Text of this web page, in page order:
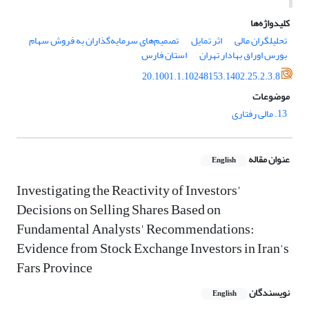
کلیدواژه‌ها
تحلیلگران مالی
اثر تمایل تصمیم‌های سرمایه‌گذاران به فروش سهام
بورس اوراق بهادار تهران
استان فارس
20.1001.1.10248153.1402.25.2.3.8
موضوعات
13. مالی رفتاری
عنوان مقاله English
Investigating the Reactivity of Investors'
Decisions on Selling Shares Based on
Fundamental Analysts' Recommendations:
Evidence from Stock Exchange Investors in Iran’s
Fars Province
نویسندگان English